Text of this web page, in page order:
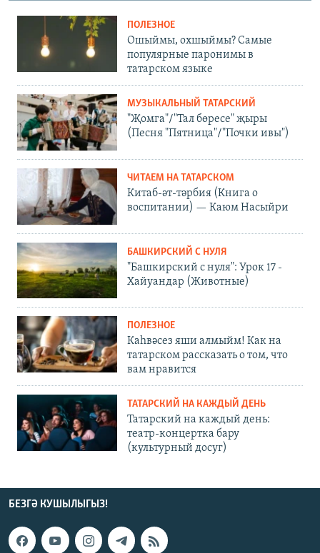
ПОЛЕЗНОЕ
Ошыймы, охшыймы? Самые
популярные паронимы в
татарском языке
МУЗЫКАЛЬНЫЙ ТАТАРСКИЙ
"Җомга"/"Тал бөресе" җыры
(Песня "Пятница"/"Почки ивы")
ЧИТАЕМ НА ТАТАРСКОМ
Китаб-әт-тәрбия (Книга о
воспитании) — Каюм Насыйри
БАШКИРСКИЙ С НУЛЯ
"Башкирский с нуля": Урок 17 -
Хайуандар (Животные)
ПОЛЕЗНОЕ
Каһвәсез яши алмыйм! Как на
татарском рассказать о том, что
вам нравится
ТАТАРСКИЙ НА КАЖДЫЙ ДЕНЬ
Татарский на каждый день:
театр-концертка бару
(культурный досуг)
БЕЗГӘ КУШЫЛЫГЫЗ!